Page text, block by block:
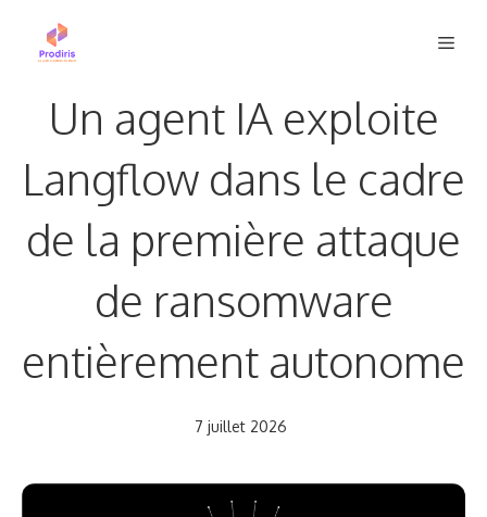
Un agent IA exploite
Langflow dans le cadre
de la première attaque
de ransomware
entièrement autonome
7 juillet 2026